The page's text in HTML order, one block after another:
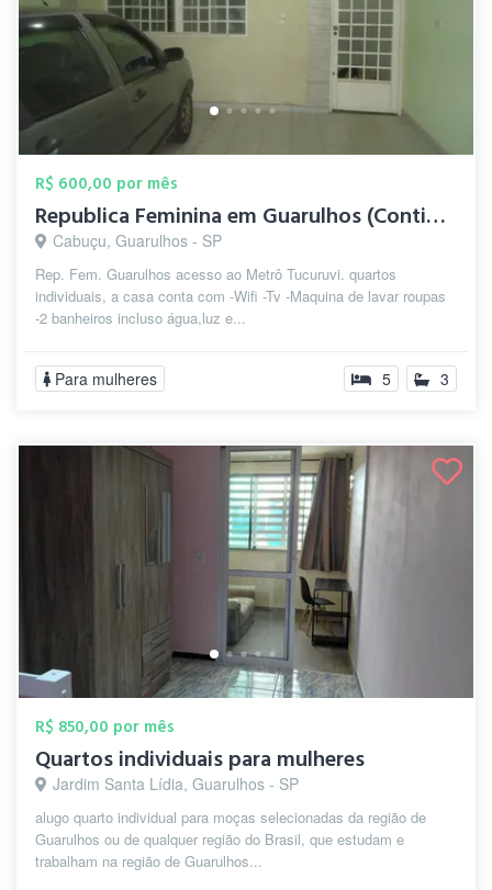
R$ 600,00 por mês
Republica Feminina em Guarulhos (Contine...
Cabuçu, Guarulhos - SP
Rep. Fem. Guarulhos acesso ao Metrô Tucuruvi. quartos
individuais, a casa conta com -Wifi -Tv -Maquina de lavar roupas
-2 banheiros incluso água,luz e...
Para mulheres 5 3
R$ 850,00 por mês
Quartos individuais para mulheres
Jardim Santa Lídia, Guarulhos - SP
alugo quarto individual para moças selecionadas da região de
Guarulhos ou de qualquer região do Brasil, que estudam e
trabalham na região de Guarulhos...